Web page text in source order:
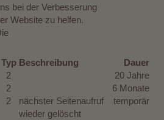
bei der Verbesserung
Website zu helfen.
Typ Beschreibung
Dauer
2
20 Jahre
2
6 Monate
2
nächster Seitenaufruf
wieder gelöscht
temporär